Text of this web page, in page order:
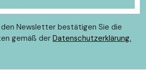
Newsletter bestätigen Sie die
gemäß der Datenschutzerklärung.